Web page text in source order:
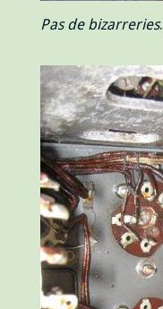
Pas de bizarreries.